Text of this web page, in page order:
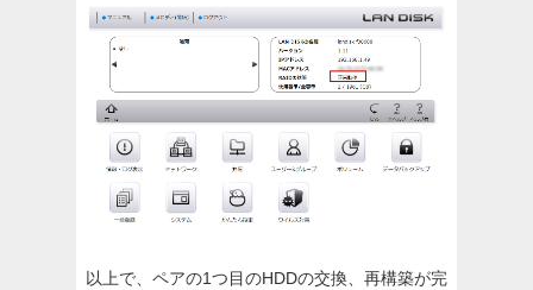
以上で、ペアの1つ目のHDDの交換、再構築が完